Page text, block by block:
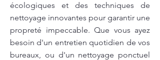
écologiques et des techniques de
nettoyage innovantes pour garantir une
propreté impeccable. Que vous ayez
besoin d'un entretien quotidien de vos
bureaux, ou d'un nettoyage ponctuel